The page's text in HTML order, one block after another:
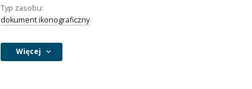
Typ zasobu:
dokument ikonograficzny
Więcej